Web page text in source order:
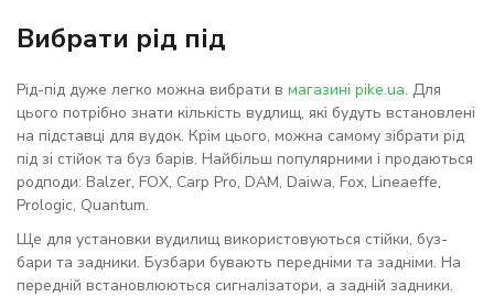
Вибрати рід під
Рід-під дуже легко можна вибрати в магазині pike.ua. Для
цього потрібно знати кількість вудлищ, які будуть встановлені
на підставці для вудок. Крім цього, можна самому зібрати рід
під зі стійок та буз барів. Найбільш популярними і продаються
родподи: Balzer, FOX, Carp Pro, DAM, Daiwa, Fox, Lineaeffe,
Prologic, Quantum.
Ще для установки вудилищ використовуються стійки, буз-
бари та задники. Бузбари бувають передніми та задніми. На
передній встановлюються сигналізатори, а задній задники.